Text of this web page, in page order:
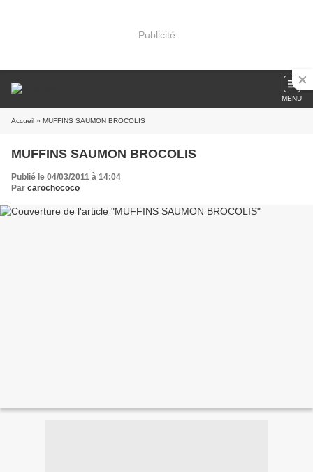
Publicité
MENU
Accueil » MUFFINS SAUMON BROCOLIS
MUFFINS SAUMON BROCOLIS
Publié le 04/03/2011 à 14:04
Par carochococo